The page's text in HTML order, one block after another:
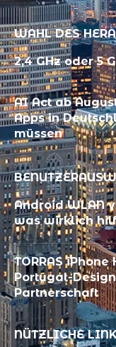
WAHL DES
2,4 GHz oder 5
AI Act ab
Apps in
müssen
Android WLAN
was wirklich
TORRAS
Portugal-
Partnerschaft
NÜTZLICHE